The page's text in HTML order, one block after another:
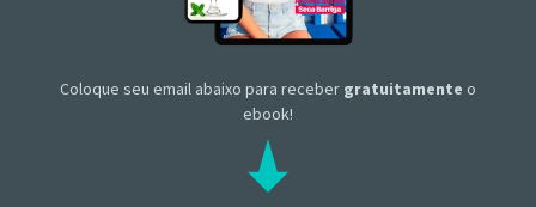
Coloque seu email abaixo para receber gratuitamente o
ebook!